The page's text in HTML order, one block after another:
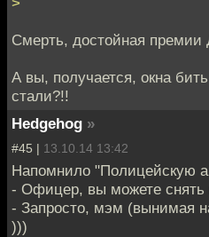
Смерть, достойная премии
А вы, получается, окна
стали?!!
Hedgehog »
#45 | 13.10.14 13:42
Напомнило "Полицейскую
- Офицер, вы можете снять
- Запросто, мэм (вынимая
)))